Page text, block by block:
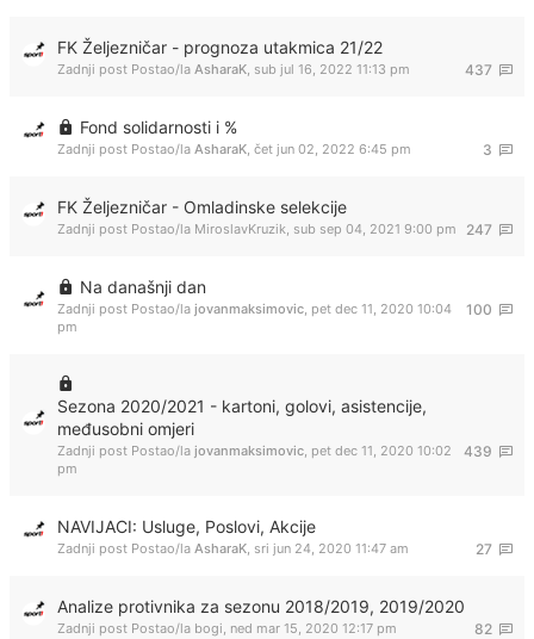
FK Željezničar - prognoza utakmica 21/22
437
Zadnji post Postao/la AsharaK, sub jul 16, 2022 11:13 pm
Fond solidarnosti i %
3
Zadnji post Postao/la AsharaK, čet jun 02, 2022 6:45 pm
FK Željezničar - Omladinske selekcije
247
Zadnji post Postao/la MiroslavKruzik, sub sep 04, 2021 9:00 pm
Na današnji dan
100
Zadnji post Postao/la jovanmaksimovic, pet dec 11, 2020 10:04
pm
Sezona 2020/2021 - kartoni, golovi, asistencije,
međusobni omjeri
439
Zadnji post Postao/la jovanmaksimovic, pet dec 11, 2020 10:02
pm
NAVIJACI: Usluge, Poslovi, Akcije
27
Zadnji post Postao/la AsharaK, sri jun 24, 2020 11:47 am
Analize protivnika za sezonu 2018/2019, 2019/2020
82
Zadnji post Postao/la bogi, ned mar 15, 2020 12:17 pm